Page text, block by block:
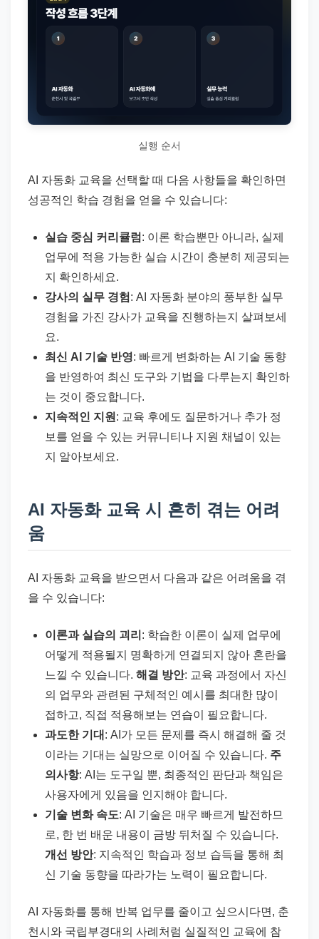
실행 순서
AI 자동화 교육을 선택할 때 다음 사항들을 확인하면
성공적인 학습 경험을 얻을 수 있습니다:
실습 중심 커리큘럼 : 이론 학습뿐만 아니라, 실제
업무에 적용 가능한 실습 시간이 충분히 제공되는
지 확인하세요.
강사의 실무 경험 : AI 자동화 분야의 풍부한 실무
경험을 가진 강사가 교육을 진행하는지 살펴보세
요.
최신 AI 기술 반영: 빠르게 변화하는 AI 기술 동향
을 반영하여 최신 도구와 기법을 다루는지 확인하
는 것이 중요합니다.
지속적인 지원 : 교육 후에도 질문하거나 추가 정
보를 얻을 수 있는 커뮤니티나 지원 채널이 있는
지 알아보세요.
AI 자동화 교육 시 흔히 겪는 어려
움
AI 자동화 교육을 받으면서 다음과 같은 어려움을 겪
을 수 있습니다:
이론과 실습의 괴리 : 학습한 이론이 실제 업무에
어떻게 적용될지 명확하게 연결되지 않아 혼란을
느낄 수 있습니다. 해결 방안: 교육 과정에서 자신
의 업무와 관련된 구체적인 예시를 최대한 많이
접하고, 직접 적용해보는 연습이 필요합니다.
과도한 기대 : AI가 모든 문제를 즉시 해결해 줄 것
이라는 기대는 실망으로 이어질 수 있습니다. 주
의사항: AI는 도구일 뿐, 최종적인 판단과 책임은
사용자에게 있음을 인지해야 합니다.
기술 변화 속도: AI 기술은 매우 빠르게 발전하므
로, 한 번 배운 내용이 금방 뒤처질 수 있습니다.
개선 방안: 지속적인 학습과 정보 습득을 통해 최
신 기술 동향을 따라가는 노력이 필요합니다.
AI 자동화를 통해 반복 업무를 줄이고 싶으시다면, 춘
천시와 국립부경대의 사례처럼 실질적인 교육에 참